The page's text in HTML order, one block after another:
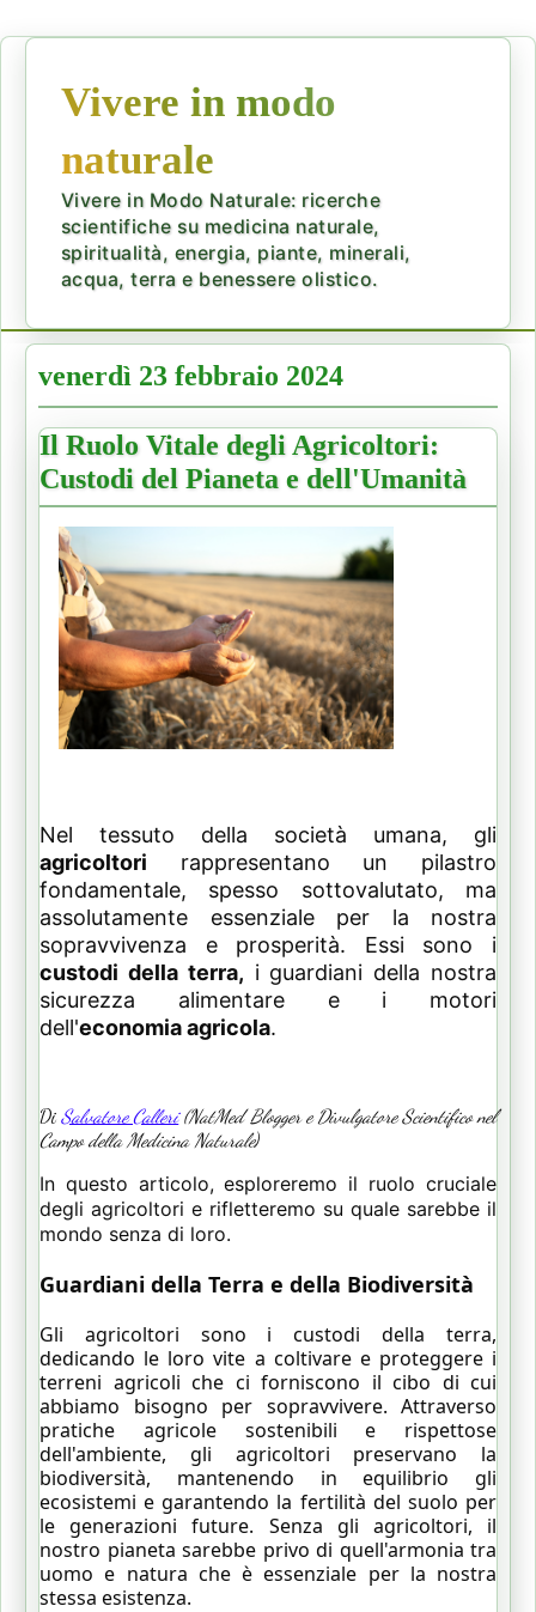
Vivere in modo
naturale
Vivere in Modo Naturale: ricerche
scientifiche su medicina naturale,
spiritualità, energia, piante, minerali,
acqua, terra e benessere olistico.
venerdì 23 febbraio 2024
Il Ruolo Vitale degli Agricoltori:
Custodi del Pianeta e dell'Umanità
Nel tessuto della società umana, gli
agricoltori rappresentano un pilastro
fondamentale, spesso sottovalutato, ma
assolutamente essenziale per la nostra
sopravvivenza e prosperità. Essi sono i
custodi della terra, i guardiani della nostra
sicurezza alimentare e i motori
dell'economia agricola.
DiSalvatore Calleri(NatMed Blogger e Divulgatore Scientifico nel
Campo della Medicina Naturale)
In questo articolo, esploreremo il ruolo cruciale
degli agricoltori e rifletteremo su quale sarebbe il
mondo senza di loro.
Guardiani della Terra e della Biodiversità
Gli agricoltori sono i custodi della terra,
dedicando le loro vite a coltivare e proteggere i
terreni agricoli che ci forniscono il cibo di cui
abbiamo bisogno per sopravvivere. Attraverso
pratiche agricole sostenibili e rispettose
dell'ambiente, gli agricoltori preservano la
biodiversità, mantenendo in equilibrio gli
ecosistemi e garantendo la fertilità del suolo per
le generazioni future. Senza gli agricoltori, il
nostro pianeta sarebbe privo di quell'armonia tra
uomo e natura che è essenziale per la nostra
stessa esistenza.